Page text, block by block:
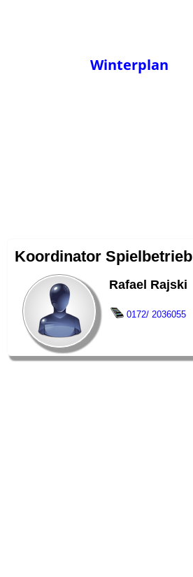
Winterplan
Koordinator Spielbetrieb
Rafael Rajski
0172/ 2036055